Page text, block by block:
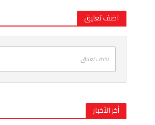
اضف تعليق
اضف تعليق
أخر الأخبار